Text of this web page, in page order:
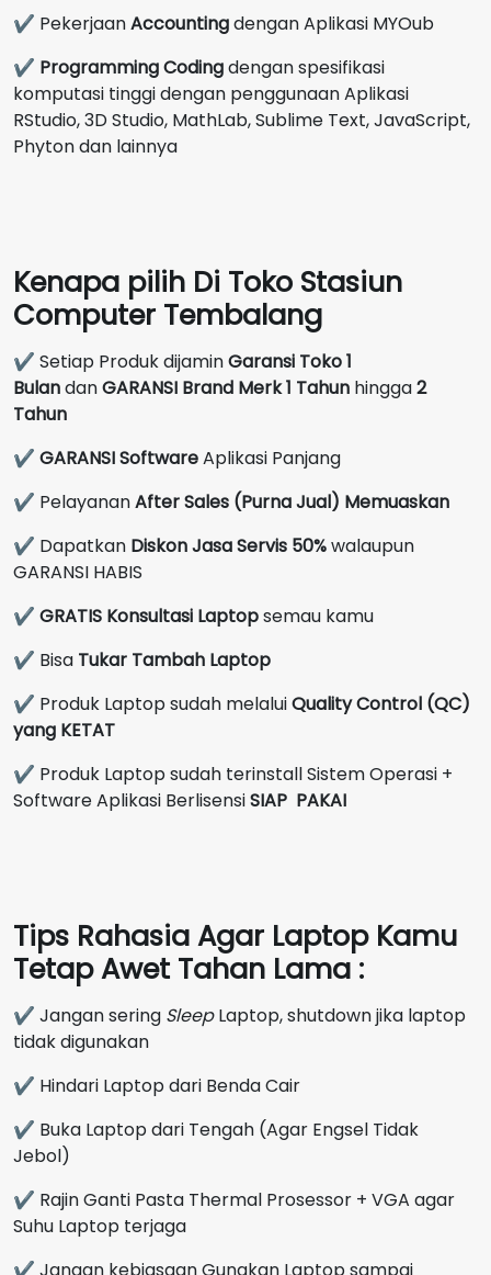
✔ PekerjaanAccountingdengan Aplikasi MYOub
✔ Programming Codingdengan spesifikasi
komputasi tinggi dengan penggunaan Aplikasi
RStudio, 3D Studio, MathLab, Sublime Text, JavaScript,
Phyton dan lainnya
Kenapa pilih Di Toko Stasiun
Computer Tembalang
✔ Setiap Produk dijaminGaransi Toko 1
BulandanGARANSI Brand Merk1 Tahun hingga2
Tahun
✔ GARANSI SoftwareAplikasi Panjang
✔ PelayananAfter Sales (Purna Jual) Memuaskan
✔ Dapatkan Diskon Jasa Servis 50%walaupun
GARANSI HABIS
✔ GRATIS Konsultasi Laptopsemau kamu
✔ Bisa Tukar Tambah Laptop
✔ Produk Laptop sudah melaluiQuality Control (QC)
yang KETAT
✔ Produk Laptop sudah terinstall Sistem Operasi +
Software Aplikasi BerlisensiSIAP PAKAI
Tips Rahasia Agar Laptop Kamu
Tetap Awet Tahan Lama :
✔ Jangan sering SleepLaptop, shutdown jika laptop
tidak digunakan
✔ Hindari Laptop dari Benda Cair
✔ Buka Laptop dari Tengah (Agar Engsel Tidak
Jebol)
✔ Rajin Ganti Pasta Thermal Prosessor + VGA agar
Suhu Laptop terjaga
✔ Jangan kebiasaan Gunakan Laptop sampai